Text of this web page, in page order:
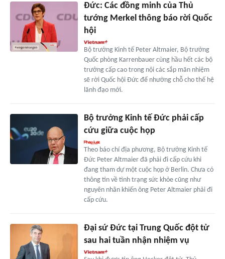
Đức: Các đồng minh của Thủ
tướng Merkel thông báo rời Quốc
hội
Bộ trưởng Kinh tế Peter Altmaier, Bộ trưởng
Quốc phòng Karrenbauer cùng hầu hết các bộ
trưởng cấp cao trong nội các sắp mãn nhiệm
sẽ rời Quốc hội Đức để nhường chỗ cho thế hệ
lãnh đạo mới.
Bộ trưởng Kinh tế Đức phải cấp
cứu giữa cuộc họp
Theo báo chí địa phương, Bộ trưởng Kinh tế
Đức Peter Altmaier đã phải đi cấp cứu khi
đang tham dự một cuộc họp ở Berlin. Chưa có
thông tin về tình trạng sức khỏe cũng như
nguyên nhân khiến ông Peter Altmaier phải đi
cấp cứu.
Đại sứ Đức tại Trung Quốc đột tử
sau hai tuần nhận nhiệm vụ